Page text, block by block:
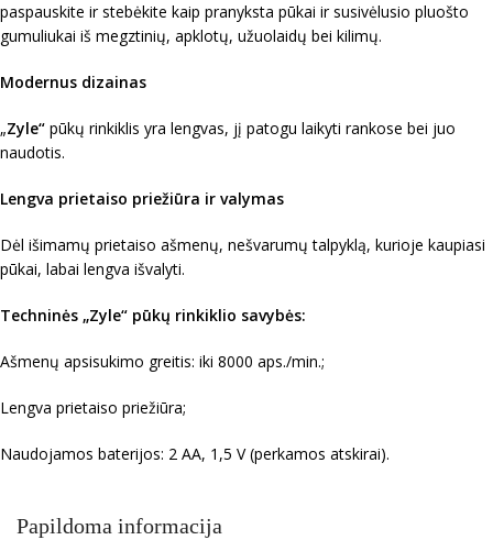
paspauskite ir stebėkite kaip pranyksta pūkai ir susivėlusio pluošto
gumuliukai iš megztinių, apklotų, užuolaidų bei kilimų.
Modernus dizainas
„Zyle“ pūkų rinkiklis yra lengvas, jį patogu laikyti rankose bei juo
naudotis.
Lengva prietaiso priežiūra ir valymas
Dėl išimamų prietaiso ašmenų, nešvarumų talpyklą, kurioje kaupiasi
pūkai, labai lengva išvalyti.
Techninės „Zyle“ pūkų rinkiklio savybės:
Ašmenų apsisukimo greitis: iki 8000 aps./min.;
Lengva prietaiso priežiūra;
Naudojamos baterijos: 2 AA, 1,5 V (perkamos atskirai).
Papildoma informacija